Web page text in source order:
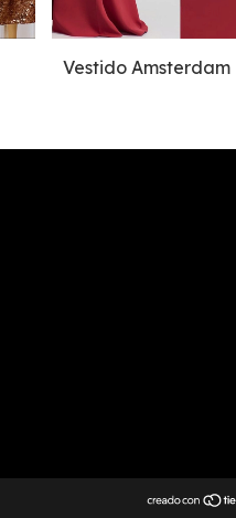
Vestido Amsterdam